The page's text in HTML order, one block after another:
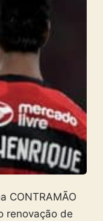
CONTRAMÃO
renovação de